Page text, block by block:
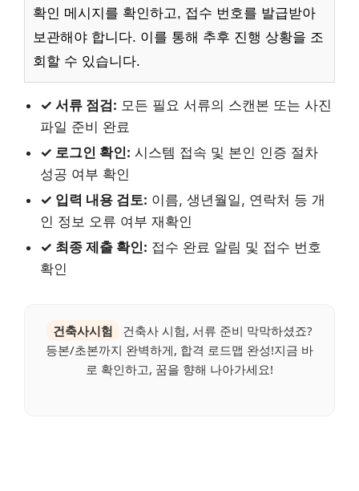
확인 메시지를 확인하고, 접수 번호를 발급받아
보관해야 합니다. 이를 통해 추후 진행 상황을 조
회할 수 있습니다.
✓ 서류 점검: 모든 필요 서류의 스캔본 또는 사진
파일 준비 완료
✓ 로그인 확인: 시스템 접속 및 본인 인증 절차
성공 여부 확인
✓ 입력 내용 검토: 이름, 생년월일, 연락처 등 개
인 정보 오류 여부 재확인
✓ 최종 제출 확인: 접수 완료 알림 및 접수 번호
확인
건축사시험
건축사 시험, 서류 준비 막막하셨죠?
등본/초본까지 완벽하게, 합격 로드맵 완성!지금 바
로 확인하고, 꿈을 향해 나아가세요!